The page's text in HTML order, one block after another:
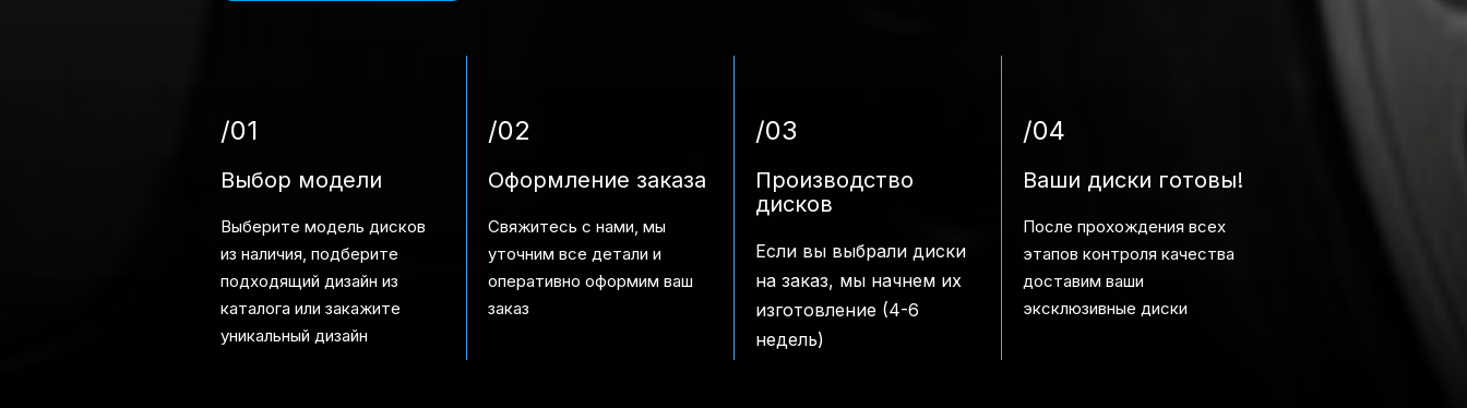
/01
Выбор модели
Выберите модель дисков
из наличия, подберите
подходящий дизайн из
каталога или закажите
уникальный дизайн
/02
Оформление заказа
Свяжитесь с нами, мы
уточним все детали и
оперативно оформим ваш
заказ
/03
Производство
дисков
Если вы выбрали диски
на заказ, мы начнем их
изготовление (4-6
недель)
/04
Ваши диски готовы!
После прохождения всех
этапов контроля качества
доставим ваши
эксклюзивные диски